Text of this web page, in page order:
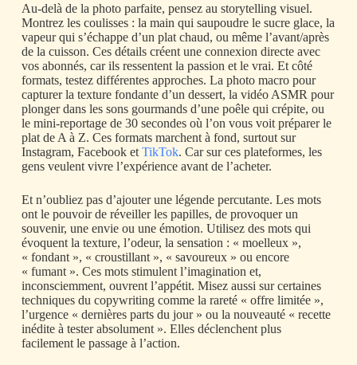
Au-delà de la photo parfaite, pensez au storytelling visuel.
Montrez les coulisses : la main qui saupoudre le sucre glace, la
vapeur qui s’échappe d’un plat chaud, ou même l’avant/après
de la cuisson. Ces détails créent une connexion directe avec
vos abonnés, car ils ressentent la passion et le vrai. Et côté
formats, testez différentes approches. La photo macro pour
capturer la texture fondante d’un dessert, la vidéo ASMR pour
plonger dans les sons gourmands d’une poêle qui crépite, ou
le mini-reportage de 30 secondes où l’on vous voit préparer le
plat de A à Z. Ces formats marchent à fond, surtout sur
Instagram, Facebook et TikTok. Car sur ces plateformes, les
gens veulent vivre l’expérience avant de l’acheter.
Et n’oubliez pas d’ajouter une légende percutante. Les mots
ont le pouvoir de réveiller les papilles, de provoquer un
souvenir, une envie ou une émotion. Utilisez des mots qui
évoquent la texture, l’odeur, la sensation : « moelleux »,
« fondant », « croustillant », « savoureux » ou encore
« fumant ». Ces mots stimulent l’imagination et,
inconsciemment, ouvrent l’appétit. Misez aussi sur certaines
techniques du copywriting comme la rareté « offre limitée »,
l’urgence « dernières parts du jour » ou la nouveauté « recette
inédite à tester absolument ». Elles déclenchent plus
facilement le passage à l’action.